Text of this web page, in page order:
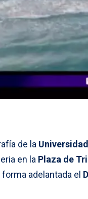
de la Universidad
en la Plaza de
adelantada el